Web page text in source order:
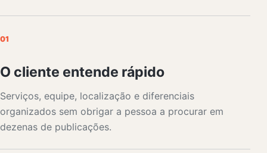
01
O cliente entende rápido
Serviços, equipe, localização e diferenciais
organizados sem obrigar a pessoa a procurar em
dezenas de publicações.